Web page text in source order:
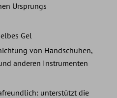
Ursprungs
Gel
von Handschuhen,
anderen Instrumenten
unterstützt die